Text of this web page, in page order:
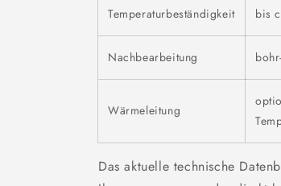
Temperaturbeständigkeit bis
Nachbearbeitung
Wärmeleitung
Das aktuelle technische